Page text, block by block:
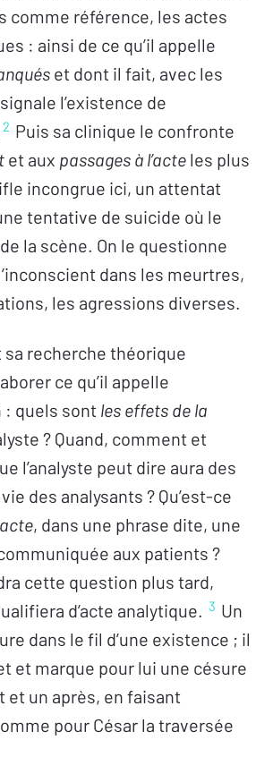
comme référence, les actes
: ainsi de ce qu’il appelle
et dont il fait, avec les
l’existence de
2 Puis sa clinique le confronte
et aux passages à l’acte les plus
incongrue ici, un attentat
tentative de suicide où le
la scène. On le questionne
dans les meurtres,
les agressions diverses.
sa recherche théorique
ce qu’il appelle
quels sont les effets de la
? Quand, comment et
l’analyste peut dire aura des
des analysants ? Qu’est-ce
, dans une phrase dite, une
aux patients ?
cette question plus tard,
d’acte analytique. 3 Un
dans le fil d’une existence ; il
et marque pour lui une césure
et un après, en faisant
pour César la traversée